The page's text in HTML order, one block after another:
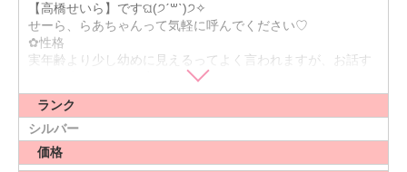
【高橋せいら】ですଘ(੭ˊ꒳​ˋ)੭✧
せーら、らあちゃんって気軽に呼んでください♡
✿性格
実年齢より少し幼めに見えるってよく言われますが、お話す
ると大人っぽいねと言われます！
いつもニコニコしていて、おしゃべりな性格です٩(ˊᗜˋ*)و
でも話を聞くのも好きなので、共有できる話はもちろん私の
知らない世界の話も聞かせて貰えたら嬉しいです⸜(* ॑꒳ ॑* )⸝
✿好きなこと嬉しいこと
オシャレをすることと、メイク用品を眺めるのが好き！
ランク
シルバー
価格